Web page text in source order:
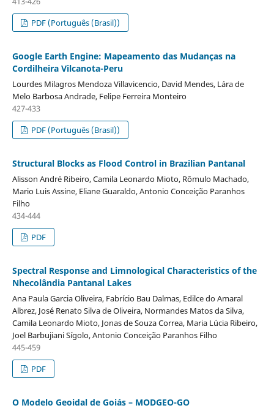
PDF (Português (Brasil))
Google Earth Engine: Mapeamento das Mudanças na
Cordilheira Vilcanota-Peru
Lourdes Milagros Mendoza Villavicencio, David Mendes, Lára de
Melo Barbosa Andrade, Felipe Ferreira Monteiro
427-433
PDF (Português (Brasil))
Structural Blocks as Flood Control in Brazilian Pantanal
Alisson André Ribeiro, Camila Leonardo Mioto, Rômulo Machado,
Mario Luis Assine, Eliane Guaraldo, Antonio Conceição Paranhos
Filho
434-444
PDF
Spectral Response and Limnological Characteristics of the
Nhecolândia Pantanal Lakes
Ana Paula Garcia Oliveira, Fabrício Bau Dalmas, Edilce do Amaral
Albrez, José Renato Silva de Oliveira, Normandes Matos da Silva,
Camila Leonardo Mioto, Jonas de Souza Correa, Maria Lúcia Ribeiro,
Joel Barbujiani Sígolo, Antonio Conceição Paranhos Filho
445-459
PDF
O Modelo Geoidal de Goiás – MODGEO-GO